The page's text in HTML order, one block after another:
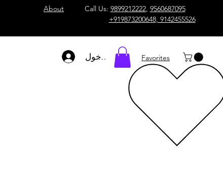
About Call Us: 9899212222, 9560687095
+919873200648, 9142455526
تسجيل الدخول Favorites